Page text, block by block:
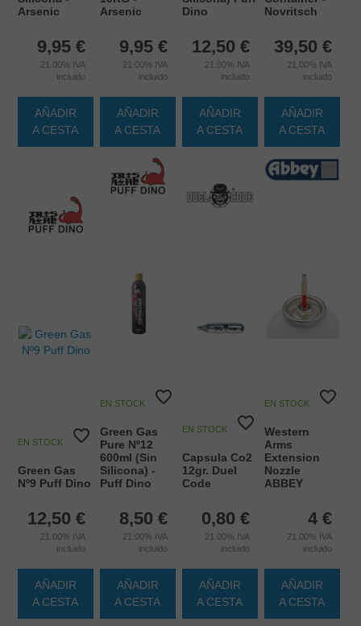
Arsenic
9,95 €
21.00% IVA
incluido
AÑADIR
A CESTA
Arsenic
9,95 €
21.00% IVA
incluido
AÑADIR
A CESTA
Dino
12,50 €
21.00% IVA
incluido
AÑADIR
A CESTA
Novritsch
39,50 €
21.00% IVA
incluido
AÑADIR
A CESTA
EN STOCK
Green Gas
Nº9 Puff Dino
12,50 €
21.00% IVA
incluido
AÑADIR
A CESTA
EN STOCK
Green Gas
Pure Nº12
600ml (Sin
Silicona) -
Puff Dino
8,50 €
21.00% IVA
incluido
AÑADIR
A CESTA
EN STOCK
Capsula Co2
12gr. Duel
Code
0,80 €
21.00% IVA
incluido
AÑADIR
A CESTA
EN STOCK
Western
Arms
Extension
Nozzle
ABBEY
4 €
21.00% IVA
incluido
AÑADIR
A CESTA